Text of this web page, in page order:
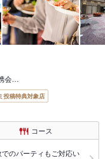
会…
投稿特典対象店
コース
のパーティもご対応い